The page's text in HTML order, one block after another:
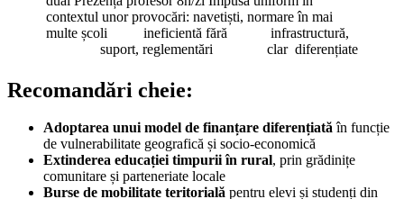
contextul unor provocări: navetiști, normare în mai
multe școli ineficientă fără infrastructură,
suport, reglementări clar diferențiate
Recomandări cheie:
Adoptarea unui model de finanțare diferențiatăîn funcție
de vulnerabilitate geografică și socio-economică
Extinderea educației timpurii în rural, prin grădinițe
comunitare și parteneriate locale
Burse de mobilitate teritorială pentru elevi și studenți din